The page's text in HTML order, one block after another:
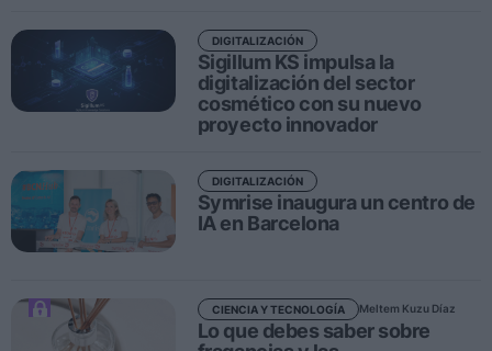
Personas
Lanzamientos
Cosmética
Proveedores
Perfumería
Sigillum KS impulsa la
digitalización del sector
cosmético con su nuevo
proyecto innovador
DIGITALIZACIÓN
Symrise inaugura un centro de
IA en Barcelona
DIGITALIZACIÓN
Lo que debes saber sobre
CIENCIA Y TECNOLOGÍA Meltem Kuzu Díaz